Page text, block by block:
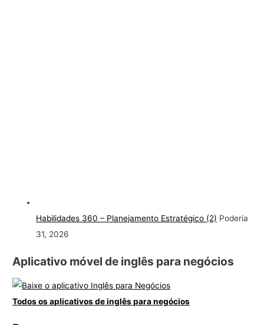
Habilidades 360 – Planejamento Estratégico (2) Poderia
31, 2026
Aplicativo móvel de inglês para negócios
Todos os aplicativos de inglês para negócios